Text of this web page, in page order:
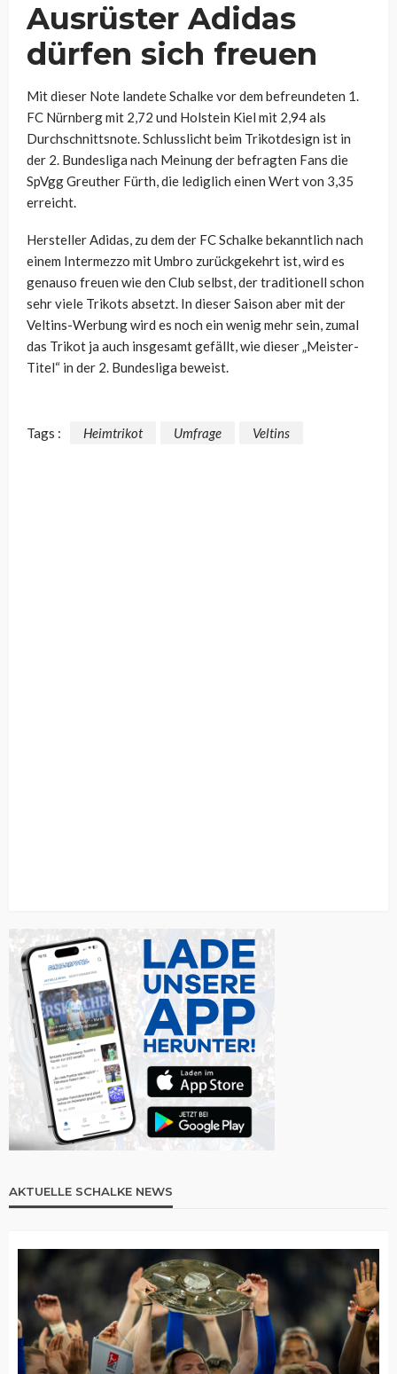
Ausrüster Adidas
dürfen sich freuen
Mit dieser Note landete Schalke vor dem befreundeten 1.
FC Nürnberg mit 2,72 und Holstein Kiel mit 2,94 als
Durchschnittsnote. Schlusslicht beim Trikotdesign ist in
der 2. Bundesliga nach Meinung der befragten Fans die
SpVgg Greuther Fürth, die lediglich einen Wert von 3,35
erreicht.
Hersteller Adidas, zu dem der FC Schalke bekanntlich nach
einem Intermezzo mit Umbro zurückgekehrt ist, wird es
genauso freuen wie den Club selbst, der traditionell schon
sehr viele Trikots absetzt. In dieser Saison aber mit der
Veltins-Werbung wird es noch ein wenig mehr sein, zumal
das Trikot ja auch insgesamt gefällt, wie dieser „Meister-
Titel“ in der 2. Bundesliga beweist.
Tags : Heimtrikot Umfrage Veltins
AKTUELLE SCHALKE NEWS